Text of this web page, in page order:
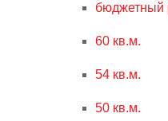
бюджетный
60 кв.м.
54 кв.м.
50 кв.м.